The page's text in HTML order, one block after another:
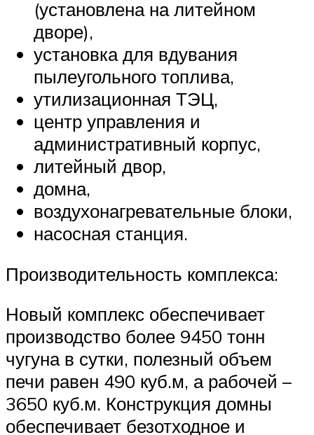
(установлена на литейном
дворе),
установка для вдувания
пылеугольного топлива,
утилизационная ТЭЦ,
центр управления и
административный корпус,
литейный двор,
домна,
воздухонагревательные блоки,
насосная станция.
Производительность комплекса:
Новый комплекс обеспечивает
производство более 9450 тонн
чугуна в сутки, полезный объем
печи равен 490 куб.м, а рабочей –
3650 куб.м. Конструкция домны
обеспечивает безотходное и